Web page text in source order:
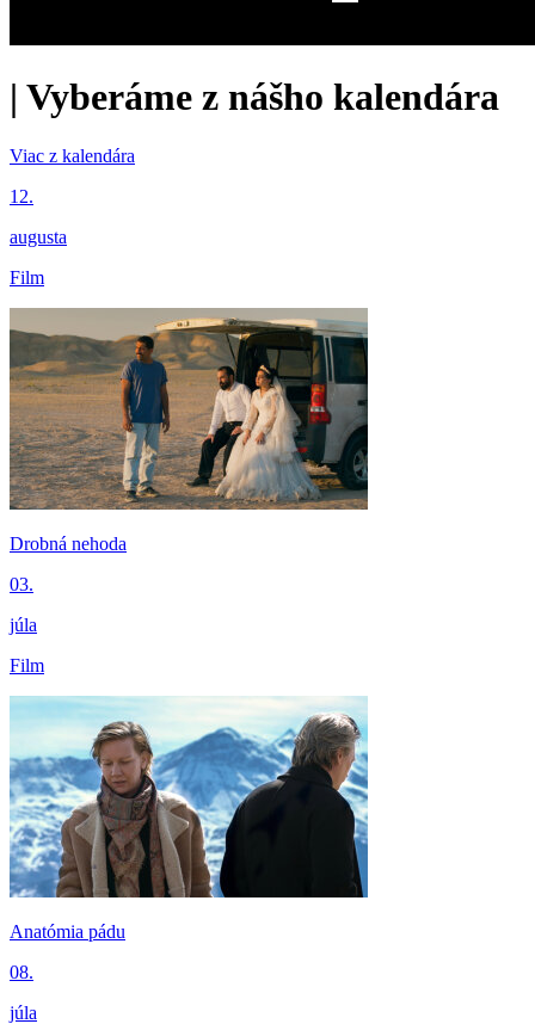
| Vyberáme z nášho kalendára
Viac z kalendára
12.
augusta
Film
Drobná nehoda
03.
júla
Film
Anatómia pádu
08.
júla